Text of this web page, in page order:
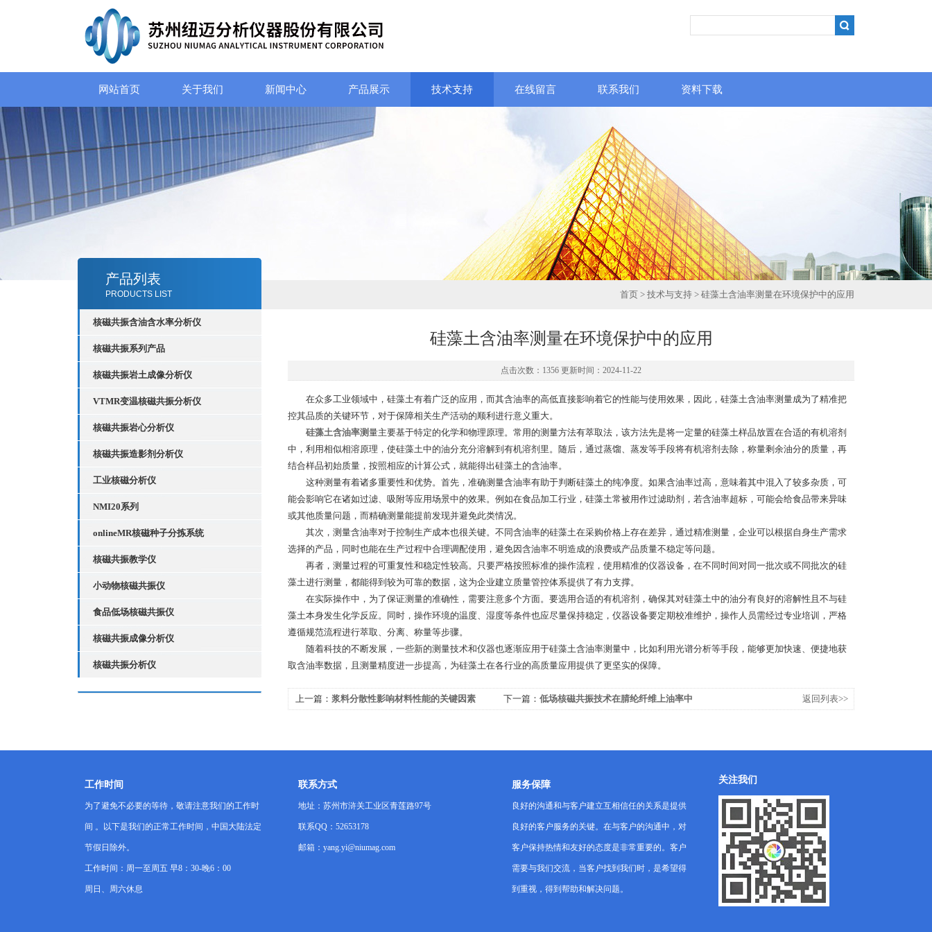
网站首页 关于我们 新闻中心 产品展示 技术支持 在线留言 联系我们 资料下载
产品列表
PRODUCTS LIST
核磁共振含油含水率分析仪
核磁共振系列产品
核磁共振岩土成像分析仪
VTMR变温核磁共振分析仪
核磁共振岩心分析仪
核磁共振造影剂分析仪
工业核磁分析仪
NMI20系列
onlineMR核磁种子分拣系统
核磁共振教学仪
小动物核磁共振仪
食品低场核磁共振仪
核磁共振成像分析仪
核磁共振分析仪
首页 > 技术与支持 > 硅藻土含油率测量在环境保护中的应用
硅藻土含油率测量在环境保护中的应用
点击次数：1356 更新时间：2024-11-22
在众多工业领域中，硅藻土有着广泛的应用，而其含油率的高低直接影响着它的性能与使用效果，因此，硅藻土含油率测量成为了精准把
控其品质的关键环节，对于保障相关生产活动的顺利进行意义重大。
硅藻土含油率测量主要基于特定的化学和物理原理。常用的测量方法有萃取法，该方法先是将一定量的硅藻土样品放置在合适的有机溶剂
中，利用相似相溶原理，使硅藻土中的油分充分溶解到有机溶剂里。随后，通过蒸馏、蒸发等手段将有机溶剂去除，称量剩余油分的质量，再
结合样品初始质量，按照相应的计算公式，就能得出硅藻土的含油率。
这种测量有着诸多重要性和优势。首先，准确测量含油率有助于判断硅藻土的纯净度。如果含油率过高，意味着其中混入了较多杂质，可
能会影响它在诸如过滤、吸附等应用场景中的效果。例如在食品加工行业，硅藻土常被用作过滤助剂，若含油率超标，可能会给食品带来异味
或其他质量问题，而精确测量能提前发现并避免此类情况。
其次，测量含油率对于控制生产成本也很关键。不同含油率的硅藻土在采购价格上存在差异，通过精准测量，企业可以根据自身生产需求
选择的产品，同时也能在生产过程中合理调配使用，避免因含油率不明造成的浪费或产品质量不稳定等问题。
再者，测量过程的可重复性和稳定性较高。只要严格按照标准的操作流程，使用精准的仪器设备，在不同时间对同一批次或不同批次的硅
藻土进行测量，都能得到较为可靠的数据，这为企业建立质量管控体系提供了有力支撑。
在实际操作中，为了保证测量的准确性，需要注意多个方面。要选用合适的有机溶剂，确保其对硅藻土中的油分有良好的溶解性且不与硅
藻土本身发生化学反应。同时，操作环境的温度、湿度等条件也应尽量保持稳定，仪器设备要定期校准维护，操作人员需经过专业培训，严格
遵循规范流程进行萃取、分离、称量等步骤。
随着科技的不断发展，一些新的测量技术和仪器也逐渐应用于硅藻土含油率测量中，比如利用光谱分析等手段，能够更加快速、便捷地获
取含油率数据，且测量精度进一步提高，为硅藻土在各行业的高质量应用提供了更坚实的保障。
上一篇： 浆料分散性影响材料性能的关键因素 下一篇： 低场核磁共振技术在腈纶纤维上油率中
返回列表>>
工作时间
为了避免不必要的等待，敬请注意我们的工作时
间 。以下是我们的正常工作时间，中国大陆法定
节假日除外。
工作时间：周一至周五 早8：30-晚6：00
周日、周六休息
联系方式
地址：苏州市浒关工业区青莲路97号
联系QQ：52653178
邮箱：yang.yi@niumag.com
服务保障
良好的沟通和与客户建立互相信任的关系是提供
良好的客户服务的关键。在与客户的沟通中，对
客户保持热情和友好的态度是非常重要的。客户
需要与我们交流，当客户找到我们时，是希望得
到重视，得到帮助和解决问题。
关注我们